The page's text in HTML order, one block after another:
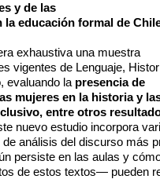
y de las
la educación formal de
exhaustiva una muestra
vigentes de Lenguaje,
evaluando la presencia de
mujeres en la historia y
entre otros
nuevo estudio incorpora
análisis del discurso más
persiste en las aulas y
de estos textos— pueden